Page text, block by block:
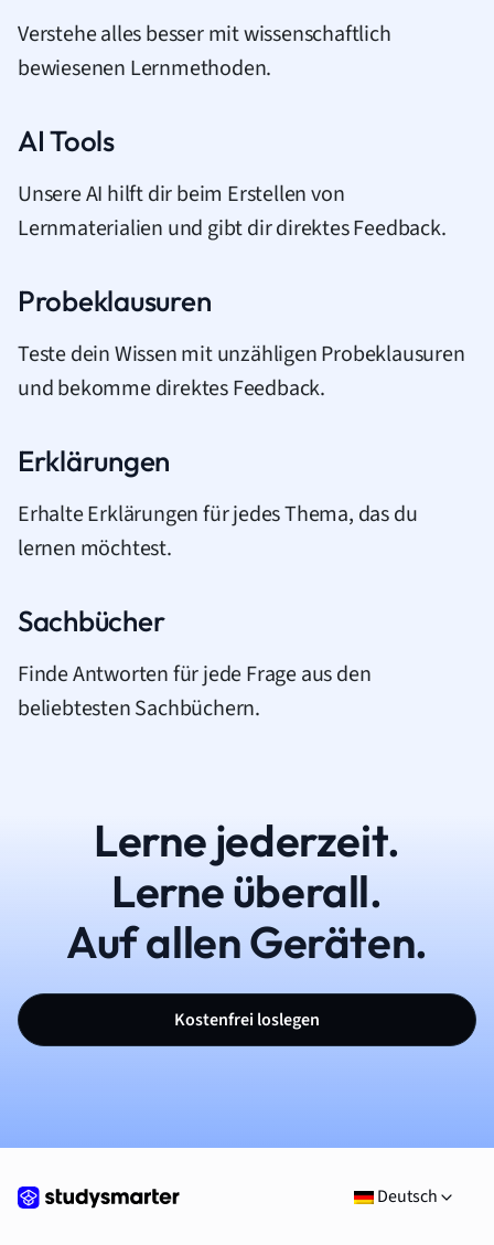
Verstehe alles besser mit wissenschaftlich
bewiesenen Lernmethoden.
AI Tools
Unsere AI hilft dir beim Erstellen von
Lernmaterialien und gibt dir direktes Feedback.
Probeklausuren
Teste dein Wissen mit unzähligen Probeklausuren
und bekomme direktes Feedback.
Erklärungen
Erhalte Erklärungen für jedes Thema, das du
lernen möchtest.
Sachbücher
Finde Antworten für jede Frage aus den
beliebtesten Sachbüchern.
Lerne jederzeit.
Lerne überall.
Auf allen Geräten.
Kostenfrei loslegen
Deutsch